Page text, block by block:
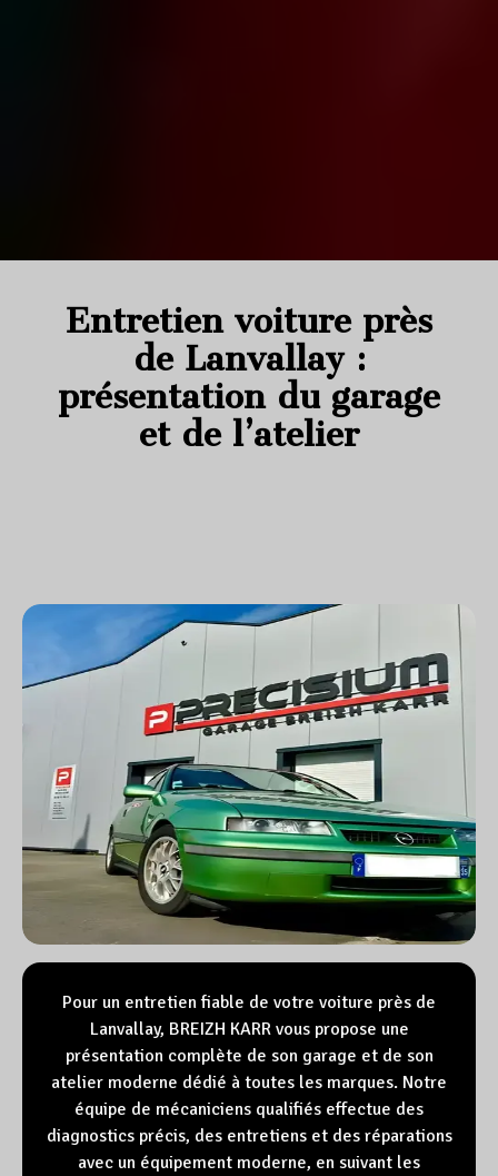
Entretien voiture près
de Lanvallay :
présentation du garage
et de l’atelier
Pour un entretien fiable de votre voiture près de
Lanvallay, BREIZH KARR vous propose une
présentation complète de son garage et de son
atelier moderne dédié à toutes les marques. Notre
équipe de mécaniciens qualifiés effectue des
diagnostics précis, des entretiens et des réparations
avec un équipement moderne, en suivant les